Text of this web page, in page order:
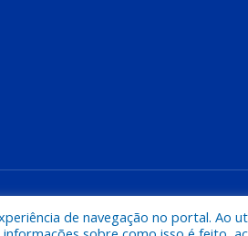
de navegação no portal. Ao